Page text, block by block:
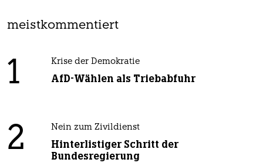
meistkommentiert
1 Krise der Demokratie
AfD-Wählen als Triebabfuhr
2 Nein zum Zivildienst
Hinterlistiger Schritt der
Bundesregierung